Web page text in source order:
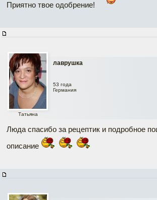
Приятно твое одобрение!
лаврушка
Татьяна
53 года
Германия
Люда спасибо за рецептик и подробное
описание